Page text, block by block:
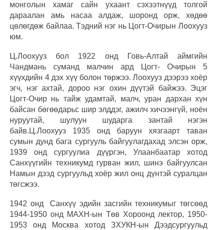
монголын хамаг сайн ухаант сэхээтнүүд толгой
дараалан амь насаа алдаж, шоронд орж, хөдөө
цөлөгдөж байлаа. Тэдний нэг нь Цогт-Очирын Лоохууз
юм.
Ц.Лоохууз бол 1922 онд Говь-Алтай аймгийн
Чандмань суманд малчин ард Цогт- Очирын 5
хүүхдийн 4 дэх хүү болон төржээ. Лоохууз дээрээ хоёр
эгч, нэг ахтай, дороо нэг охин дүүтэй байжээ. Эцэг
Цогт-Очир нь тайж удамтай, малч, уран дархан хүн
байсан бөгөөдарьс шир элддэг, ажилч хичээнгүй, ноён
нуруутай, шулуун шударга зантай нэгэн
байв.Ц.Лоохууз 1935 онд баруун хязгаарт таван
сумын дунд бага сургууль байгуулагдахад элсэн орж,
1939 онд сургуулиа дүүргэн, Улаанбаатар хотод
Санхүүгийн техникумд гурван жил, шинэ байгуулсан
Намын дээд сургуульд хоёр жил онц дүнтэй суралцан
төгсжээ.
1942 онд Санхүү эдийн засгийн техникумыг төгсөөд
1944-1950 онд МАХН-ын Төв Хороонд лектор, 1950-
1953 онд Москва хотод ЗХУКН-ын Дээдсургуульд